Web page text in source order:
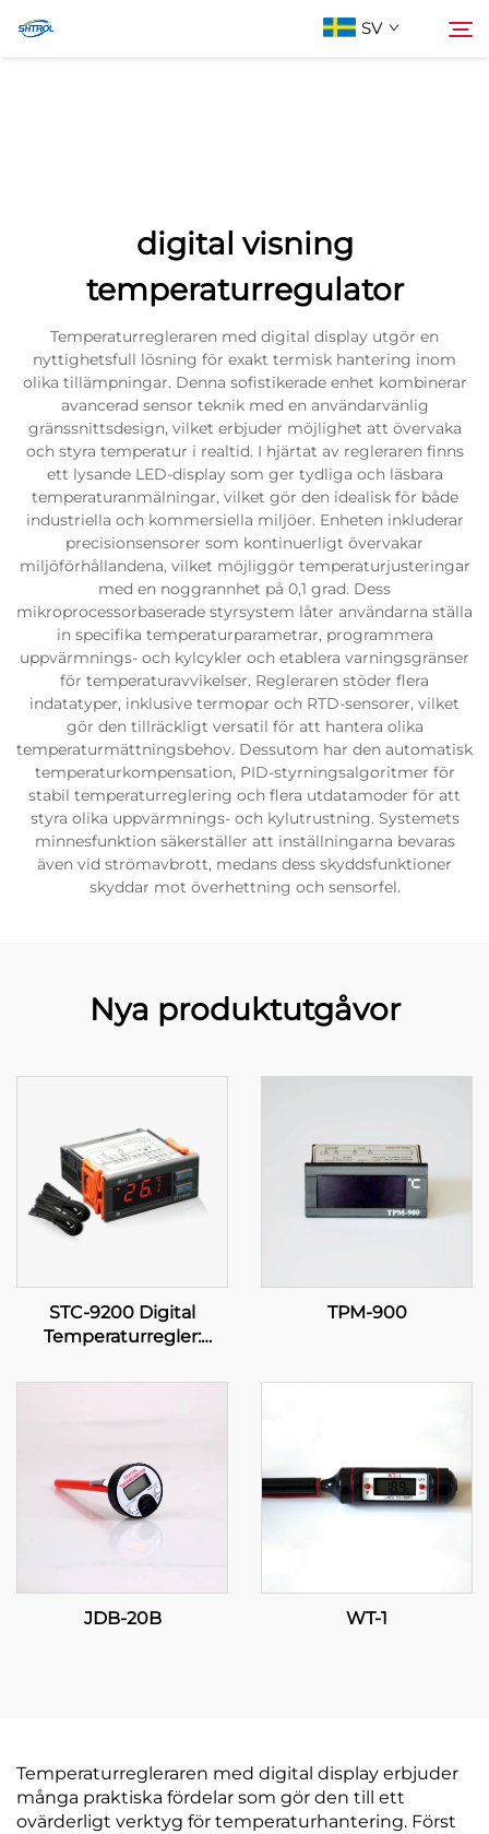
SV
digital visning
temperaturregulator
Temperaturregleraren med digital display utgör en
nyttighetsfull lösning för exakt termisk hantering inom
olika tillämpningar. Denna sofistikerade enhet kombinerar
avancerad sensor teknik med en användarvänlig
gränssnittsdesign, vilket erbjuder möjlighet att övervaka
och styra temperatur i realtid. I hjärtat av regleraren finns
ett lysande LED-display som ger tydliga och läsbara
temperaturanmälningar, vilket gör den idealisk för både
industriella och kommersiella miljöer. Enheten inkluderar
precisionsensorer som kontinuerligt övervakar
miljöförhållandena, vilket möjliggör temperaturjusteringar
med en noggrannhet på 0,1 grad. Dess
mikroprocessorbaserade styrsystem låter användarna ställa
in specifika temperaturparametrar, programmera
uppvärmnings- och kylcykler och etablera varningsgränser
för temperaturavvikelser. Regleraren stöder flera
indatatyper, inklusive termopar och RTD-sensorer, vilket
gör den tillräckligt versatil för att hantera olika
temperaturmättningsbehov. Dessutom har den automatisk
temperaturkompensation, PID-styrningsalgoritmer för
stabil temperaturreglering och flera utdatamoder för att
styra olika uppvärmnings- och kylutrustning. Systemets
minnesfunktion säkerställer att inställningarna bevaras
även vid strömavbrott, medans dess skyddsfunktioner
skyddar mot överhettning och sensorfel.
Nya produktutgåvor
STC-9200 Digital
Temperaturregler:
temperaturkontroll för
TPM-900
JDB-20B WT-1
Temperaturregleraren med digital display erbjuder
många praktiska fördelar som gör den till ett
ovärderligt verktyg för temperaturhantering. Först